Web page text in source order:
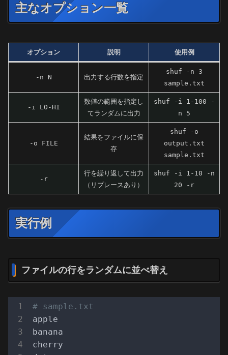
主なオプション一覧
オプション 説明 使用例
-n N 出力する行数を指定
shuf -n 3
sample.txt
-i LO-HI
数値の範囲を指定し
てランダムに出力
shuf -i 1-100 -
n 5
-o FILE
結果をファイルに保
存
shuf -o
output.txt
sample.txt
-r
行を繰り返して出力
（リプレースあり）
shuf -i 1-10 -n
20 -r
実行例
ファイルの行をランダムに並べ替え
# sample.txt
apple
banana
cherry